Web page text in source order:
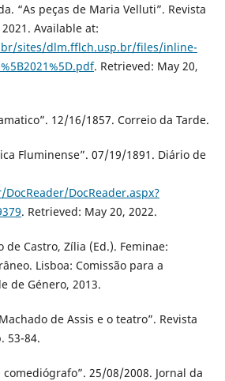
“As peças de Maria Velluti”. Revista
Available at:
sites/dlm.fflch.usp.br/files/inline-
. Retrieved: May 20,
12/16/1857. Correio da Tarde.
Fluminense”. 07/19/1891. Diário de
DocReader.aspx?
. Retrieved: May 20, 2022.
de Castro, Zília (Ed.). Feminae:
Lisboa: Comissão para a
de Género, 2013.
de Assis e o teatro”. Revista
53-84.
comediógrafo”. 25/08/2008. Jornal da